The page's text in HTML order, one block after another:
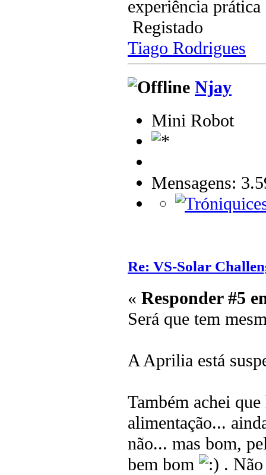
experiência
Registado
Tiago Rodrigues
Njay
Mini Robot
Mensagens:
Re: VS-Solar
« Responder #5
Será que tem
A Aprilia está
Também achei
alimentação...
não... mas bom,
bem bom
.